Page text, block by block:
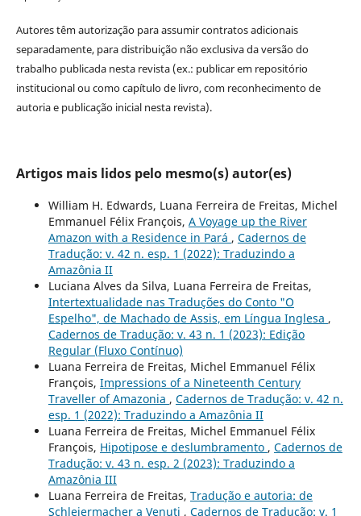
Autores têm autorização para assumir contratos adicionais
separadamente, para distribuição não exclusiva da versão do
trabalho publicada nesta revista (ex.: publicar em repositório
institucional ou como capítulo de livro, com reconhecimento de
autoria e publicação inicial nesta revista).
Artigos mais lidos pelo mesmo(s) autor(es)
William H. Edwards, Luana Ferreira de Freitas, Michel
Emmanuel Félix François, A Voyage up the River
Amazon with a Residence in Pará , Cadernos de
Tradução: v. 42 n. esp. 1 (2022): Traduzindo a
Amazônia II
Luciana Alves da Silva, Luana Ferreira de Freitas,
Intertextualidade nas Traduções do Conto "O
Espelho", de Machado de Assis, em Língua Inglesa ,
Cadernos de Tradução: v. 43 n. 1 (2023): Edição
Regular (Fluxo Contínuo)
Luana Ferreira de Freitas, Michel Emmanuel Félix
François, Impressions of a Nineteenth Century
Traveller of Amazonia , Cadernos de Tradução: v. 42 n.
esp. 1 (2022): Traduzindo a Amazônia II
Luana Ferreira de Freitas, Michel Emmanuel Félix
François, Hipotipose e deslumbramento , Cadernos de
Tradução: v. 43 n. esp. 2 (2023): Traduzindo a
Amazônia III
Luana Ferreira de Freitas, Tradução e autoria: de
Schleiermacher a Venuti , Cadernos de Tradução: v. 1